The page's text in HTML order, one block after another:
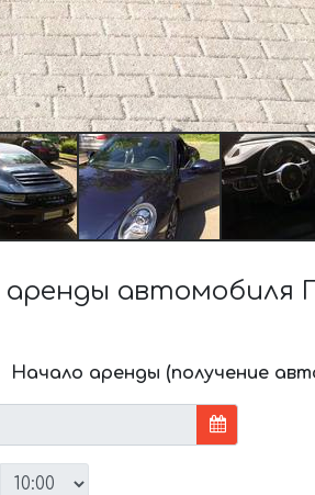
автомобиля
Начало аренды (получение